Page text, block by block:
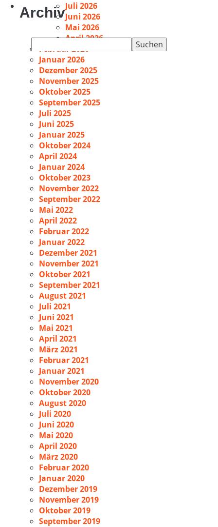
nach:
ArchivJuli 2026
Juni 2026
Mai 2026
April 2026
Februar 2026
Januar 2026
Dezember 2025
November 2025
Oktober 2025
September 2025
Juli 2025
Juni 2025
Januar 2025
Oktober 2024
April 2024
Januar 2024
Oktober 2023
November 2022
September 2022
Mai 2022
April 2022
Februar 2022
Januar 2022
Dezember 2021
November 2021
Oktober 2021
September 2021
August 2021
Juli 2021
Juni 2021
Mai 2021
April 2021
März 2021
Februar 2021
Januar 2021
November 2020
Oktober 2020
August 2020
Juli 2020
Juni 2020
Mai 2020
April 2020
März 2020
Februar 2020
Januar 2020
Dezember 2019
November 2019
Oktober 2019
September 2019